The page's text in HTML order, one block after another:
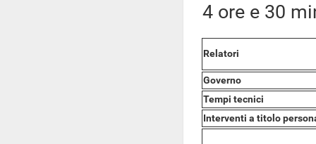
4 ore e 30
Relatori
Governo
Tempi tecnici
Interventi a titolo